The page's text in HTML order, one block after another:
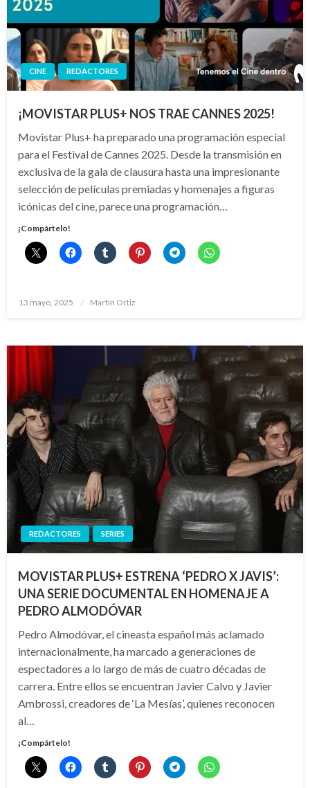
CINE REDACTORES
¡MOVISTAR PLUS+ NOS TRAE CANNES 2025!
Movistar Plus+ ha preparado una programación especial
para el Festival de Cannes 2025. Desde la transmisión en
exclusiva de la gala de clausura hasta una impresionante
selección de películas premiadas y homenajes a figuras
icónicas del cine, parece una programación…
¡Compártelo!
Publicado
13 mayo, 2025 Martín Ortiz
REDACTORES SERIES
MOVISTAR PLUS+ ESTRENA ‘PEDRO X JAVIS’:
UNA SERIE DOCUMENTAL EN HOMENAJE A
PEDRO ALMODÓVAR
Pedro Almodóvar, el cineasta español más aclamado
internacionalmente, ha marcado a generaciones de
espectadores a lo largo de más de cuatro décadas de
carrera. Entre ellos se encuentran Javier Calvo y Javier
Ambrossi, creadores de ‘La Mesías’, quienes reconocen
al…
¡Compártelo!